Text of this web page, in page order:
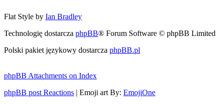
Flat Style by Ian Bradley
Technologię dostarcza phpBB® Forum Software © phpBB Limited
Polski pakiet językowy dostarcza phpBB.pl
phpBB Attachments on Index
phpBB post Reactions | Emoji art By: EmojiOne